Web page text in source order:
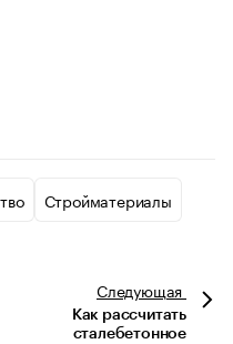
Стройматериалы
Следующая
Как рассчитать
сталебетонное